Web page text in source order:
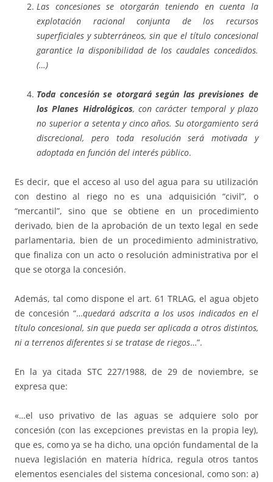
Las concesiones se otorgarán teniendo en cuenta la
explotación racional conjunta de los recursos
superficiales y subterráneos, sin que el título concesional
garantice la disponibilidad de los caudales concedidos.
(…)
Toda concesión se otorgará según las previsiones de
los Planes Hidrológicos, con carácter temporal y plazo
no superior a setenta y cinco años. Su otorgamiento será
discrecional, pero toda resolución será motivada y
adoptada en función del interés público.
Es decir, que el acceso al uso del agua para su utilización
con destino al riego no es una adquisición “civil”, o
“mercantil”, sino que se obtiene en un procedimiento
derivado, bien de la aprobación de un texto legal en sede
parlamentaria, bien de un procedimiento administrativo,
que finaliza con un acto o resolución administrativa por el
que se otorga la concesión.
Además, tal como dispone el art. 61 TRLAG, el agua objeto
de concesión “…quedará adscrita a los usos indicados en el
título concesional, sin que pueda ser aplicada a otros distintos,
ni a terrenos diferentes si se tratase de riegos…”.
En la ya citada STC 227/1988, de 29 de noviembre, se
expresa que:
«…el uso privativo de las aguas se adquiere solo por
concesión (con las excepciones previstas en la propia ley),
que es, como ya se ha dicho, una opción fundamental de la
nueva legislación en materia hídrica, regula otros tantos
elementos esenciales del sistema concesional, como son: a)